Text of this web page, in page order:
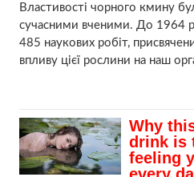
Властивості чорного кмину
сучасними вченими. До 1964
485 наукових робіт,
впливу цієї рослини на наш